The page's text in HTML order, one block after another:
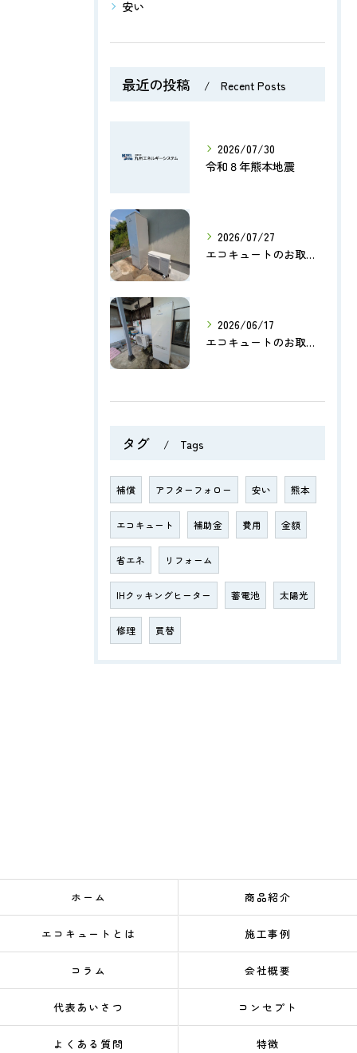
安い
最近の投稿 Recent Posts
2026/07/30
令和８年熊本地震
2026/07/27
エコキュートのお取替え【熊本市北区】
2026/06/17
エコキュートのお取替【菊池市泗水町】
タグ Tags
補償 アフターフォロー 安い 熊本
エコキュート 補助金 費用 金額
省エネ リフォーム
IHクッキングヒーター 蓄電池 太陽光
修理 買替
ホーム 商品紹介
エコキュートとは 施工事例
コラム 会社概要
代表あいさつ コンセプト
よくある質問 特徴